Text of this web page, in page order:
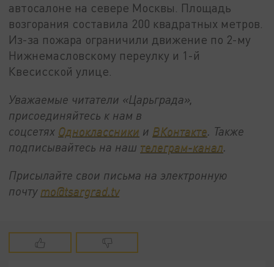
автосалоне на севере Москвы. Площадь
возгорания составила 200 квадратных метров.
Из-за пожара ограничили движение по 2-му
Нижнемасловскому переулку и 1-й
Квесисской улице.
Уважаемые читатели «Царьграда»,
присоединяйтесь к нам в
соцсетях Одноклассники и ВКонтакте. Также
подписывайтесь на наш телеграм-канал.
Присылайте свои письма на электронную
почту mo@tsargrad.tv